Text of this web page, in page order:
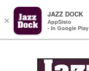
×
JAZZ DOCK
AppSisto
- In Google Play